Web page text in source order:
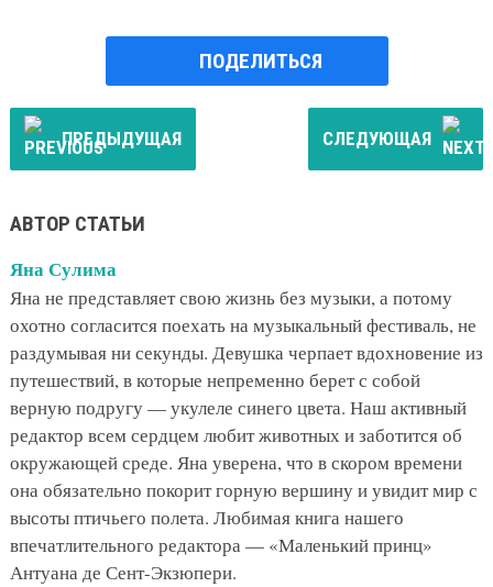
ПОДЕЛИТЬСЯ
ПРЕДЫДУЩАЯ СЛЕДУЮЩАЯ
АВТОР СТАТЬИ
Яна Сулима
Яна не представляет свою жизнь без музыки, а потому
охотно согласится поехать на музыкальный фестиваль, не
раздумывая ни секунды. Девушка черпает вдохновение из
путешествий, в которые непременно берет с собой
верную подругу — укулеле синего цвета. Наш активный
редактор всем сердцем любит животных и заботится об
окружающей среде. Яна уверена, что в скором времени
она обязательно покорит горную вершину и увидит мир с
высоты птичьего полета. Любимая книга нашего
впечатлительного редактора — «Маленький принц»
Антуана де Сент-Экзюпери.